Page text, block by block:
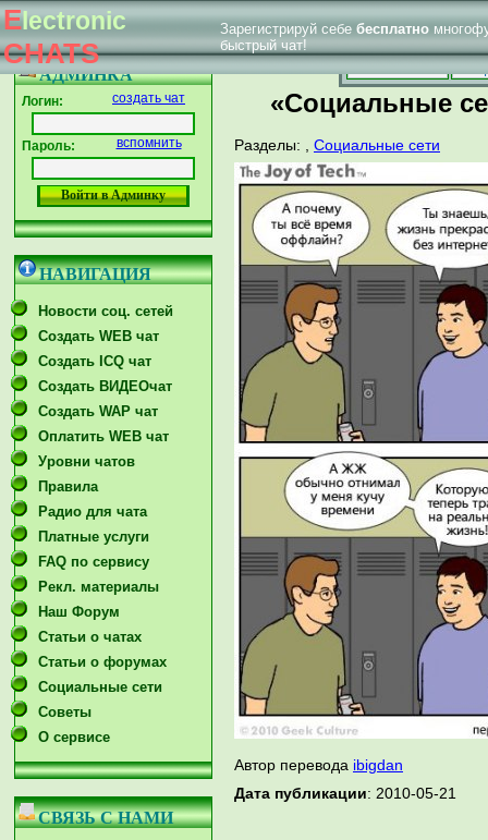
Electronic
CHATS
Зарегистрируй себе бесплатно
быстрый чат!
Главная страница| Форум тех. поддержки Впервые у
АДМИНКА
Логин: создать чат
Пароль: вспомнить
НАВИГАЦИЯ
Новости соц. сетей
Создать WEB чат
Создать ICQ чат
Создать ВИДЕОчат
Создать WAP чат
Оплатить WEB чат
Уровни чатов
Правила
Радио для чата
Платные услуги
FAQ по сервису
Рекл. материалы
Наш Форум
Статьи о чатах
Статьи о форумах
Социальные сети
Советы
О сервисе
СВЯЗЬ С НАМИ
«Социальные
Разделы: Социальные сети
Автор перевода ibigdan
Дата публикации: 2010-05-21